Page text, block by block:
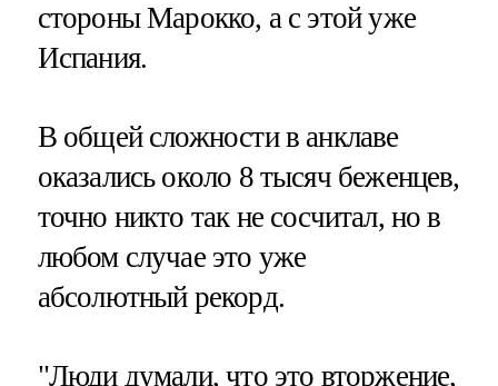
стороны Марокко, а с этой уже
Испания.
В общей сложности в анклаве
оказались около 8 тысяч беженцев,
точно никто так не сосчитал, но в
любом случае это уже
абсолютный рекорд.
"Люди думали, что это вторжение,